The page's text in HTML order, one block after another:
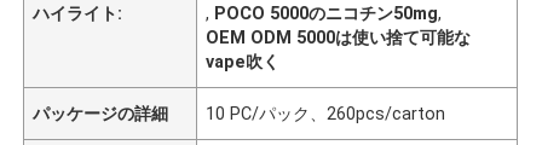
ハイライト:
, POCO 5000のニコチン50mg,
OEM ODM 5000は使い捨て可能な
vape吹く
パッケージの詳細 10 PC/パック、260pcs/carton